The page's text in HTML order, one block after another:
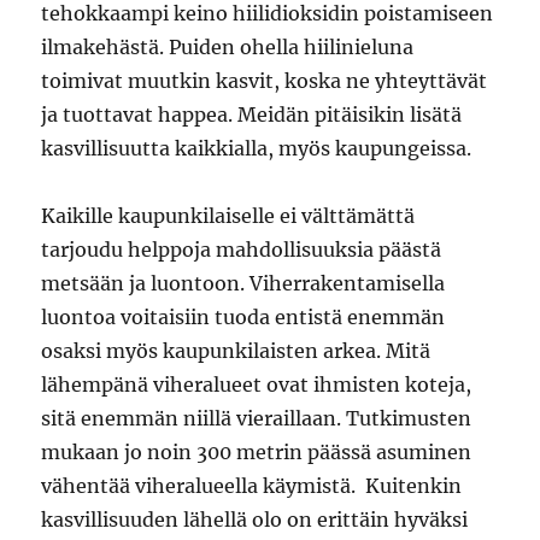
tehokkaampi keino hiilidioksidin poistamiseen
ilmakehästä. Puiden ohella hiilinieluna
toimivat muutkin kasvit, koska ne yhteyttävät
ja tuottavat happea. Meidän pitäisikin lisätä
kasvillisuutta kaikkialla, myös kaupungeissa.
Kaikille kaupunkilaiselle ei välttämättä
tarjoudu helppoja mahdollisuuksia päästä
metsään ja luontoon. Viherrakentamisella
luontoa voitaisiin tuoda entistä enemmän
osaksi myös kaupunkilaisten arkea. Mitä
lähempänä viheralueet ovat ihmisten koteja,
sitä enemmän niillä vieraillaan. Tutkimusten
mukaan jo noin 300 metrin päässä asuminen
vähentää viheralueella käymistä. Kuitenkin
kasvillisuuden lähellä olo on erittäin hyväksi